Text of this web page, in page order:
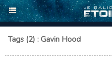
Tags (2) : Gavin Hood